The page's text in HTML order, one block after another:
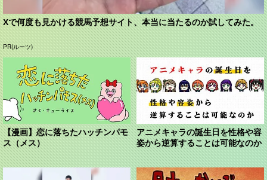
Xで何度も見かける競馬予想サイト、本当に当たるのか試してみた。
PR(ルーツ)
【漫画】恋に落ちたハッチンパモ
ス（メス）
アニメキャラの誕生日を性格や容
姿から逆算することは可能なのか